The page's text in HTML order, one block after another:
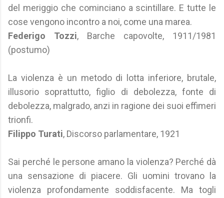
del meriggio che cominciano a scintillare. E tutte le
cose vengono incontro a noi, come una marea.
Federigo Tozzi, Barche capovolte, 1911/1981
(postumo)
La violenza è un metodo di lotta inferiore, brutale,
illusorio soprattutto, figlio di debolezza, fonte di
debolezza, malgrado, anzi in ragione dei suoi effimeri
trionfi.
Filippo Turati, Discorso parlamentare, 1921
Sai perché le persone amano la violenza? Perché dà
una sensazione di piacere. Gli uomini trovano la
violenza profondamente soddisfacente. Ma togli